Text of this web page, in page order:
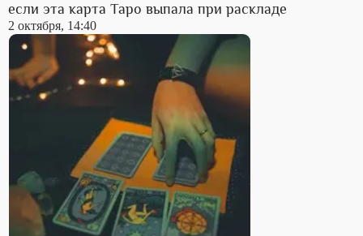
если эта карта Таро выпала при раскладе
2 октября, 14:40